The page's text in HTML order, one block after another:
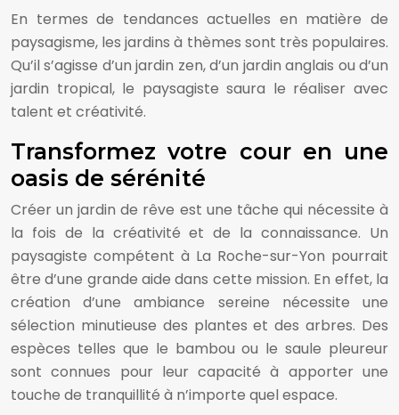
En termes de tendances actuelles en matière de
paysagisme, les jardins à thèmes sont très populaires.
Qu’il s’agisse d’un jardin zen, d’un jardin anglais ou d’un
jardin tropical, le paysagiste saura le réaliser avec
talent et créativité.
Transformez votre cour en une
oasis de sérénité
Créer un jardin de rêve est une tâche qui nécessite à
la fois de la créativité et de la connaissance. Un
paysagiste compétent à La Roche-sur-Yon pourrait
être d’une grande aide dans cette mission. En effet, la
création d’une ambiance sereine nécessite une
sélection minutieuse des plantes et des arbres. Des
espèces telles que le bambou ou le saule pleureur
sont connues pour leur capacité à apporter une
touche de tranquillité à n’importe quel espace.